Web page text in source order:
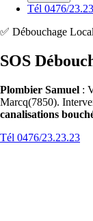
Tél 0476/
✅ Débouchage
SOS
Plombier Samuel :
Marcq(7850).
canalisations
Tél 0476/23.23.23